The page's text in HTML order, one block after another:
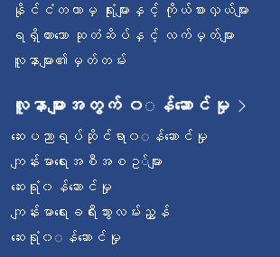
နိုင်ငံတကာမှ ရုံးများနှင့် ကိုယ်စားလှယ်များ
ရရှိထားသော ဆုတံဆိပ်နှင့် လက်မှတ်များ
လူနာများ၏မှတ်တမ်း
လူနာများအတွက် ၀◌န်ဆောင်မှု
ဆေးပညာရပ်ဆိုင်ရာ၀◌န်ဆောင်မှု
ကျန်းမာရေးအစီအစဥ◌်များ
ဆေးရုံ၀န်ဆောင်မှု
ကျန်းမာရေးခရီးသွားလမ်းညွှန်
ဆေးရုံ၀◌န်ဆောင်မှု